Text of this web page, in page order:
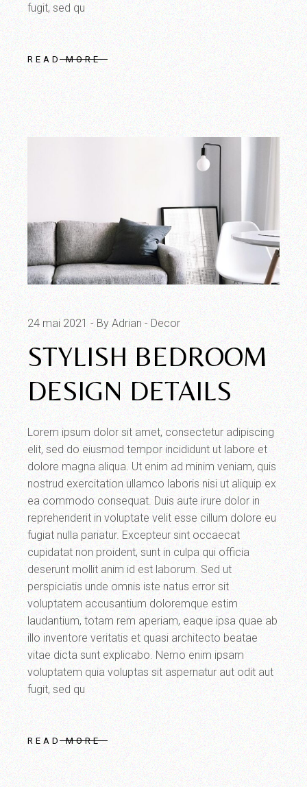
fugit, sed qu
READ MORE
24 mai 2021 By Adrian Decor
STYLISH BEDROOM
DESIGN DETAILS
Lorem ipsum dolor sit amet, consectetur adipiscing
elit, sed do eiusmod tempor incididunt ut labore et
dolore magna aliqua. Ut enim ad minim veniam, quis
nostrud exercitation ullamco laboris nisi ut aliquip ex
ea commodo consequat. Duis aute irure dolor in
reprehenderit in voluptate velit esse cillum dolore eu
fugiat nulla pariatur. Excepteur sint occaecat
cupidatat non proident, sunt in culpa qui officia
deserunt mollit anim id est laborum. Sed ut
perspiciatis unde omnis iste natus error sit
voluptatem accusantium doloremque estim
laudantium, totam rem aperiam, eaque ipsa quae ab
illo inventore veritatis et quasi architecto beatae
vitae dicta sunt explicabo. Nemo enim ipsam
voluptatem quia voluptas sit aspernatur aut odit aut
fugit, sed qu
READ MORE